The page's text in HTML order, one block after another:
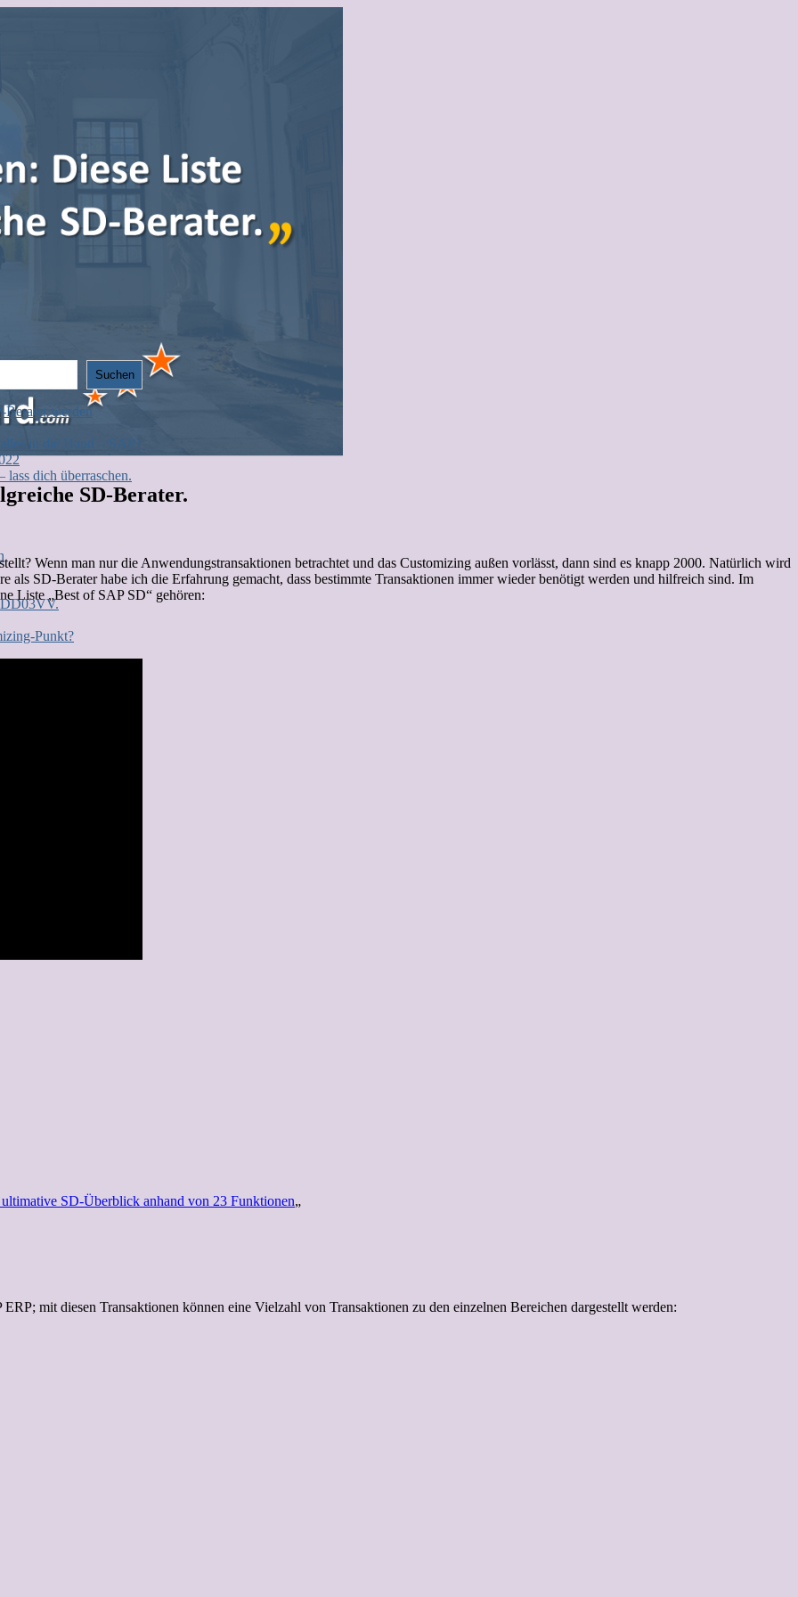
Suchen
Berater werden
in die Hand – SAP1
dich überraschen.
DD03VV.
Punkt?
SD-Berater.
Wenn man nur die Anwendungstransaktionen betrachtet und das Customizing außen vorlässt, dann sind es knapp 2000. Natürlich wird
als SD-Berater habe ich die Erfahrung gemacht, dass bestimmte Transaktionen immer wieder benötigt werden und hilfreich sind. Im
Liste „Best of SAP SD“ gehören:
SD-Überblick anhand von 23 Funktionen„
mit diesen Transaktionen können eine Vielzahl von Transaktionen zu den einzelnen Bereichen dargestellt werden: